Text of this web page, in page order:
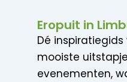
Eropuit in
Dé inspiratiegids
mooiste
evenementen,